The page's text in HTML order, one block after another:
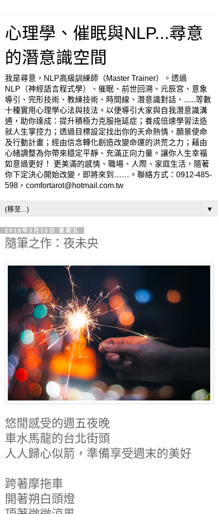
心理學、催眠與NLP...尋意
的潛意識空間
我是尋意，NLP高級訓練師（Master Trainer）。透過
NLP（神經語言程式學）、催眠、前世回溯、元辰宮、意象
導引、完形技術、教練技術、時間線、潛意識對話、......等數
十種實用心理學心法與技法。以便導引大家與自我潛意識溝
通，助你達成：提升積極力克服拖延症；養成倍速學習法造
就人生掌控力；透過目標設定找出你的天命熱情、願景使命
及行動計畫；經由信念轉化創造改變命運的洪荒之力；藉由
心緒調整為你帶來穩定平靜、充滿正向力量。讓你人生幸福
如意過更好！ 更美滿的感情、職場、人際、家庭生活，隨著
你下定決心開始改變，即將來到……。聯絡方式：0912-485-
598，comfortarot@hotmail.com.tw
▼
2019年3月15日 星期五
隨筆之作：夜未央
悠閒感受的週五夜晚
車水馬龍的台北街頭
人人歸心似箭，準備享受週末的美好
跨著摩拖車
開著朔白頭燈